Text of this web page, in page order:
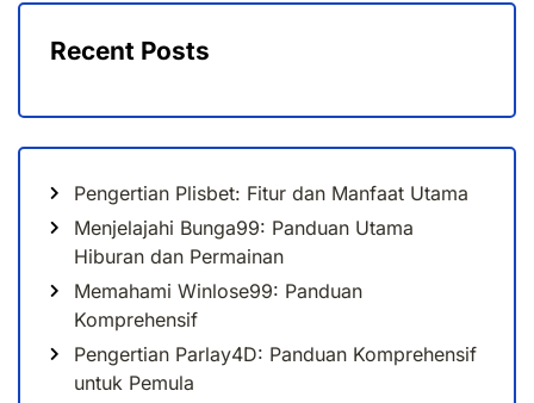
Recent Posts
Pengertian Plisbet: Fitur dan Manfaat Utama
Menjelajahi Bunga99: Panduan Utama
Hiburan dan Permainan
Memahami Winlose99: Panduan
Komprehensif
Pengertian Parlay4D: Panduan Komprehensif
untuk Pemula